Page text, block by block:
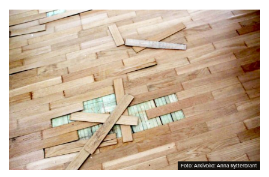
Foto: Arkivbild: Anna Rytterbrant
Foto: Arkivbild: Anna Rytterbrant